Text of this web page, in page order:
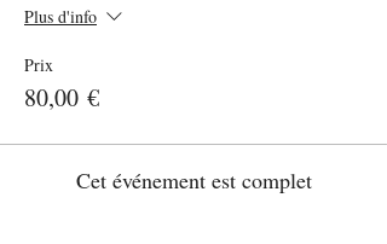
Plus d'info
Prix
80,00 €
Cet événement est complet